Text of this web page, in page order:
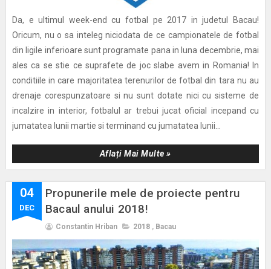
Da, e ultimul week-end cu fotbal pe 2017 in judetul Bacau!
Oricum, nu o sa inteleg niciodata de ce campionatele de fotbal
din ligile inferioare sunt programate pana in luna decembrie, mai
ales ca se stie ce suprafete de joc slabe avem in Romania! In
conditiile in care majoritatea terenurilor de fotbal din tara nu au
drenaje corespunzatoare si nu sunt dotate nici cu sisteme de
incalzire in interior, fotbalul ar trebui jucat oficial incepand cu
jumatatea lunii martie si terminand cu jumatatea lunii...
Aflați Mai Multe »
04
DEC
Propunerile mele de proiecte pentru
Bacaul anului 2018!
Constantin Hriban 2018 , Bacau